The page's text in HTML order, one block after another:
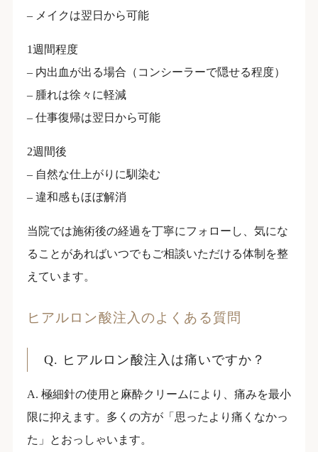
– メイクは翌日から可能
1週間程度
– 内出血が出る場合（コンシーラーで隠せる程度）
– 腫れは徐々に軽減
– 仕事復帰は翌日から可能
2週間後
– 自然な仕上がりに馴染む
– 違和感もほぼ解消
当院では施術後の経過を丁寧にフォローし、気にな
ることがあればいつでもご相談いただける体制を整
えています。
ヒアルロン酸注入のよくある質問
Q. ヒアルロン酸注入は痛いですか？
A. 極細針の使用と麻酔クリームにより、痛みを最小
限に抑えます。多くの方が「思ったより痛くなかっ
た」とおっしゃいます。